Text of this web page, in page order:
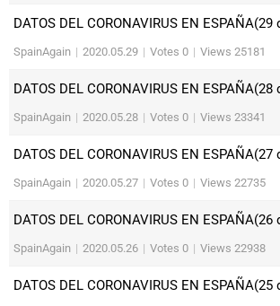
DATOS DEL CORONAVIRUS EN ESPAÑA(29
SpainAgain | 2020.05.29 | Votes 0 | Views 25181
DATOS DEL CORONAVIRUS EN ESPAÑA(28
SpainAgain | 2020.05.28 | Votes 0 | Views 23341
DATOS DEL CORONAVIRUS EN ESPAÑA(27
SpainAgain | 2020.05.27 | Votes 0 | Views 22735
DATOS DEL CORONAVIRUS EN ESPAÑA(26
SpainAgain | 2020.05.26 | Votes 0 | Views 22938
DATOS DEL CORONAVIRUS EN ESPAÑA(25